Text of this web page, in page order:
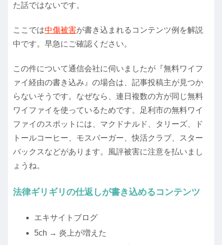
た話ではないです。
ここでは中傷被害が書き込まれるコンテンツ例を解説
中です。早急にご確認ください。
この件について通信会社に伺いましたが『無料ワイフ
ァイ経由の書き込み』の場合は、記事投稿主が見つか
らないそうです。なぜなら、連日複数の方が同じ無料
ワイファイを使っているためです。足利市の無料ワイ
ファイのスポットには、マクドナルド、タリーズ、ド
トールコーヒー、モスバーガー、快活クラブ、スター
バックスなどがあります。風評被害に注意を払いまし
ょうね。
法律ギリギリの仕返しが書き込めるコンテンツ
エキサイトブログ
5ch → 炎上が増えた